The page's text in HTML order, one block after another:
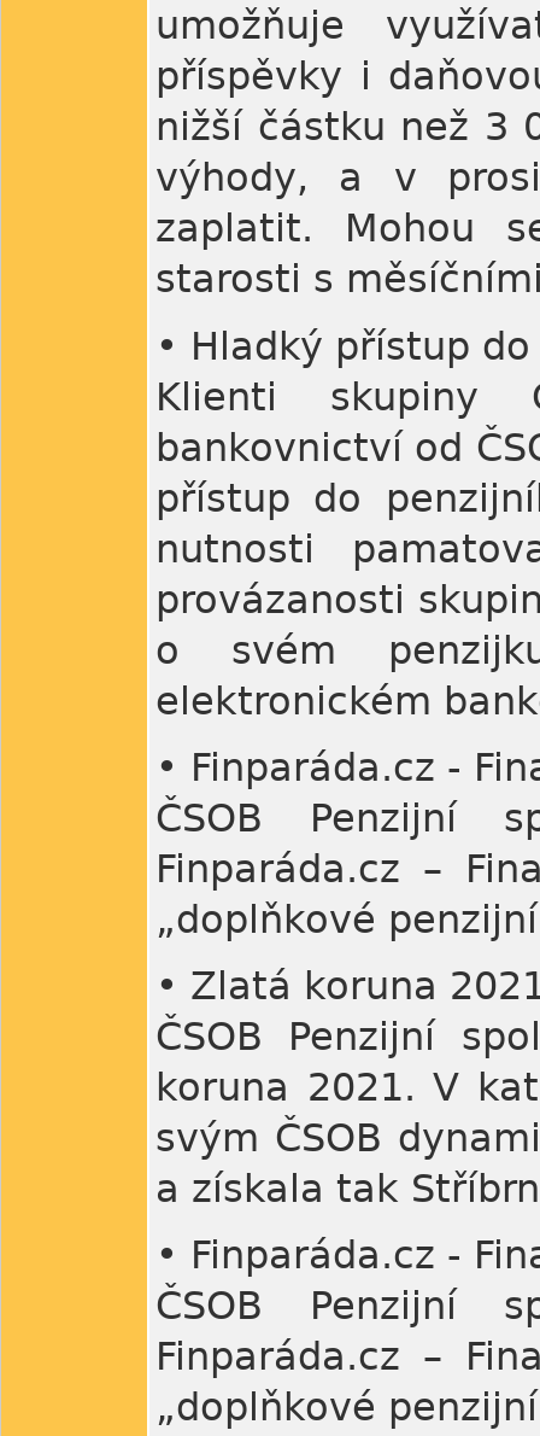
umožňuje
příspěvky i
nižší částku než 3
výhody, a v
zaplatit. Mohou
starosti s
• Hladký přístup
Klienti skupiny
bankovnictví od
přístup do
nutnosti
provázanosti
o svém
elektronickém
• Finparáda.cz -
ČSOB Penzijní
Finparáda.cz –
„doplňkové
• Zlatá koruna
ČSOB Penzijní
koruna 2021. V
svým ČSOB
a získala tak
• Finparáda.cz -
ČSOB Penzijní
Finparáda.cz –
„doplňkové